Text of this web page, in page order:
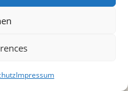
Impressum